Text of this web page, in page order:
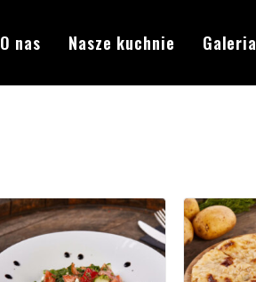
O nas Nasze kuchnie Galeria